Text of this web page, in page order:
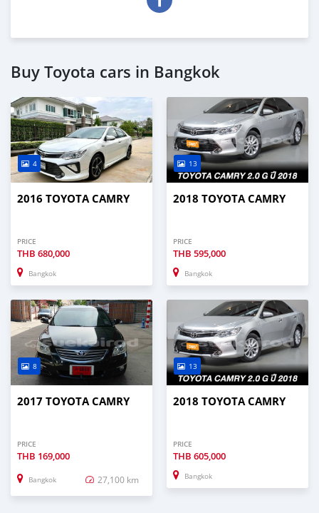
Buy Toyota cars in Bangkok
4
2016 TOYOTA CAMRY
PRICE
THB 680,000
Bangkok
13
2018 TOYOTA CAMRY
PRICE
THB 595,000
Bangkok
8
2017 TOYOTA CAMRY
PRICE
THB 169,000
Bangkok 27,100 km
13
2018 TOYOTA CAMRY
PRICE
THB 605,000
Bangkok